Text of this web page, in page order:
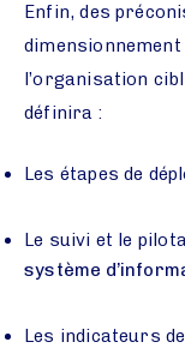
Enfin, des
l’organisation
définira :
Les étapes de
Le suivi et le
système
Les indicateurs